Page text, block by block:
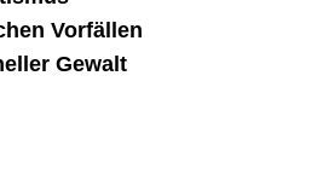
Vorfällen
Gewalt